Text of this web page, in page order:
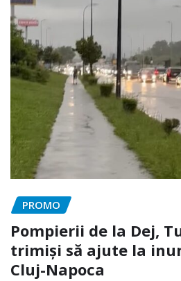
PROMO
Pompierii de la Dej,
trimiși să ajute la
Cluj-Napoca